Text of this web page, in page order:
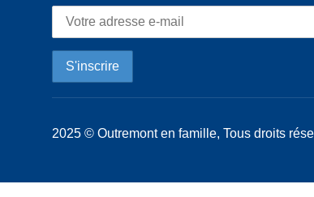
2025 © Outremont en famille, Tous droits